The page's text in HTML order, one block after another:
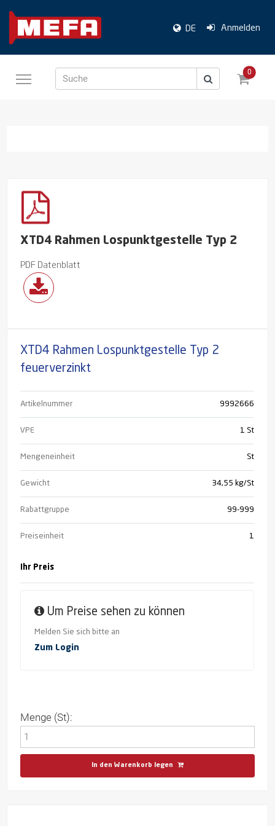
DE Anmelden
Suche
0
XTD4 Rahmen Lospunktgestelle Typ 2
PDF Datenblatt
XTD4 Rahmen Lospunktgestelle Typ 2
feuerverzinkt
Artikelnummer 9992666
VPE 1 St
Mengeneinheit St
Gewicht 34,55 kg/St
Rabattgruppe 99-999
Preiseinheit 1
Ihr Preis
Um Preise sehen zu können
Melden Sie sich bitte an
Zum Login
Menge (St):
In den Warenkorb legen